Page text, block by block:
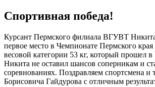
Спортивная победа!
Курсант Пермского филиала ВГУВТ
первое место в Чемпионате Пермского
весовой категории 53 кг, который прошел в
Никита не оставил шансов соперникам и
соревнованиях. Поздравляем спортсмена и
Борисовича Гайдурова с отличным